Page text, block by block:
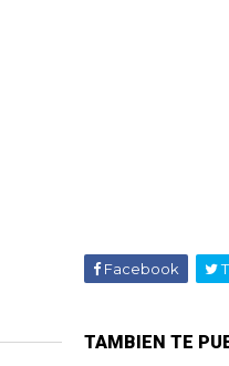
Facebook
TAMBIEN TE